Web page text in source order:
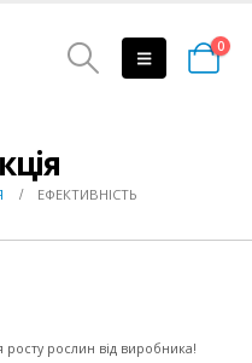
0
ЕФЕКТИВНІСТЬ
рослин від виробника!